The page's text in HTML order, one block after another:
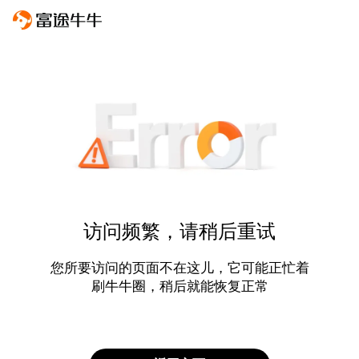
访问频繁，请稍后重试
您所要访问的页面不在这儿，它可能正忙着
刷牛牛圈，稍后就能恢复正常